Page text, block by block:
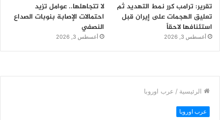
تقرير: ترامب كرر نمط التهديد ثم
تعليق الهجمات على إيران قبل
استئنافها لاحقاً
أغسطس 3, 2026
لا تتجاهلها.. عوامل تزيد
احتمالات الإصابة بنوبات الصداع
النصفي
أغسطس 3, 2026